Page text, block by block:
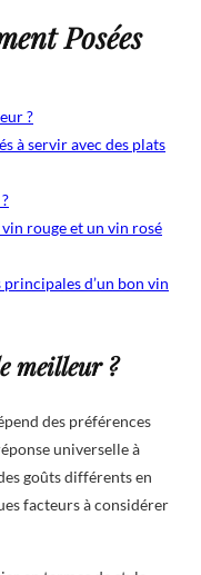
Posées
?
à servir avec des plats
rouge et un vin rosé
d’un bon vin
meilleur ?
des préférences
universelle à
goûts différents en
facteurs à considérer